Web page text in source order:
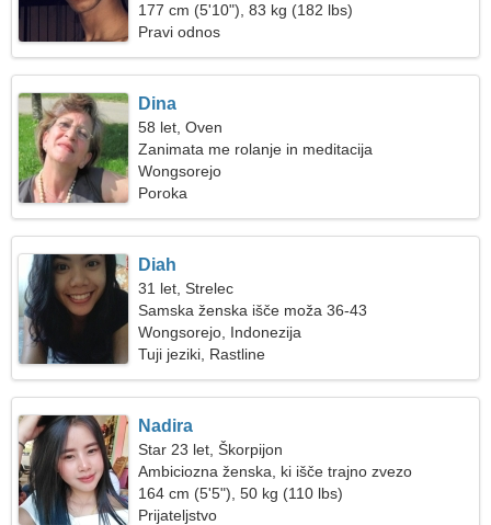
177 cm (5'10"), 83 kg (182 lbs)
Pravi odnos
Dina
58 let, Oven
Zanimata me rolanje in meditacija
Wongsorejo
Poroka
Diah
31 let, Strelec
Samska ženska išče moža 36-43
Wongsorejo, Indonezija
Tuji jeziki, Rastline
Nadira
Star 23 let, Škorpijon
Ambiciozna ženska, ki išče trajno zvezo
164 cm (5'5"), 50 kg (110 lbs)
Prijateljstvo